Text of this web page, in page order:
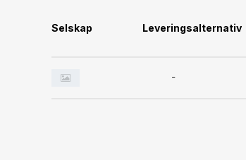
Selskap Leveringsalternativ
-